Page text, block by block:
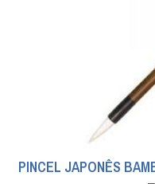
PINCEL JAPONÊS